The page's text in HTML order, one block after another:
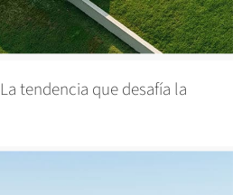
La tendencia que desafía la